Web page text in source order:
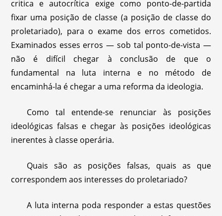
critica e autocrítica exige como ponto-de-partida
fixar uma posição de classe (a posição de classe do
proletariado), para o exame dos erros cometidos.
Examinados esses erros — sob tal ponto-de-vista —
não é difícil chegar à conclusão de que o
fundamental na luta interna e no método de
encaminhá-la é chegar a uma reforma da ideologia.
Como tal entende-se renunciar às posições
ideológicas falsas e chegar às posições ideológicas
inerentes à classe operária.
Quais são as posições falsas, quais as que
correspondem aos interesses do proletariado?
A luta interna poda responder a estas questões